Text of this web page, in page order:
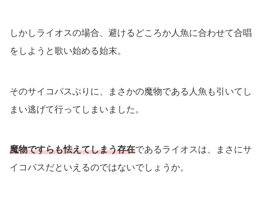
しかしライオスの場合、避けるどころか人魚に合わせて合唱
をしようと歌い始める始末。
そのサイコパスぶりに、まさかの魔物である人魚も引いてし
まい逃げて行ってしまいました。
魔物ですらも怯えてしまう存在であるライオスは、まさにサ
イコパスだといえるのではないでしょうか。